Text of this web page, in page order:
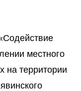
местного
на территории